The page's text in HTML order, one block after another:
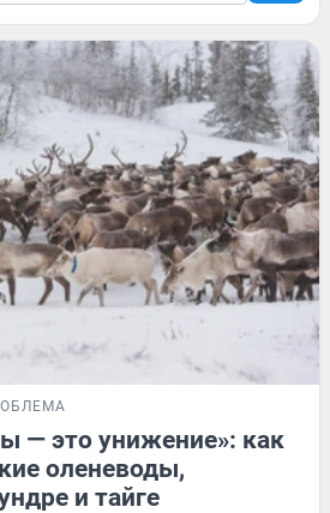
— это унижение»: как
оленеводы,
и тайге